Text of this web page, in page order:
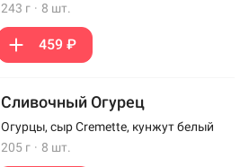
243 г · 8 шт.
459 ₽
Сливочный Огурец
Огурцы, сыр Cremette, кунжут белый
205 г · 8 шт.